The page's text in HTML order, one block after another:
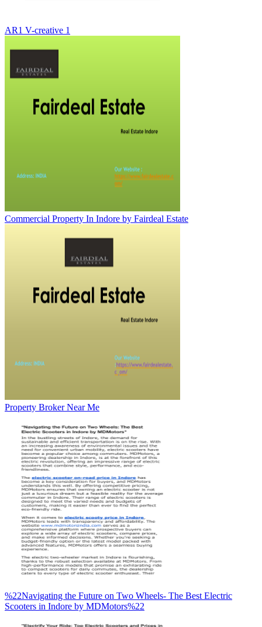
AR1 V-creative 1
Commercial Property In Indore by Fairdeal Estate
Property Broker Near Me
%22Navigating the Future on Two Wheels- The Best Electric
Scooters in Indore by MDMotors%22